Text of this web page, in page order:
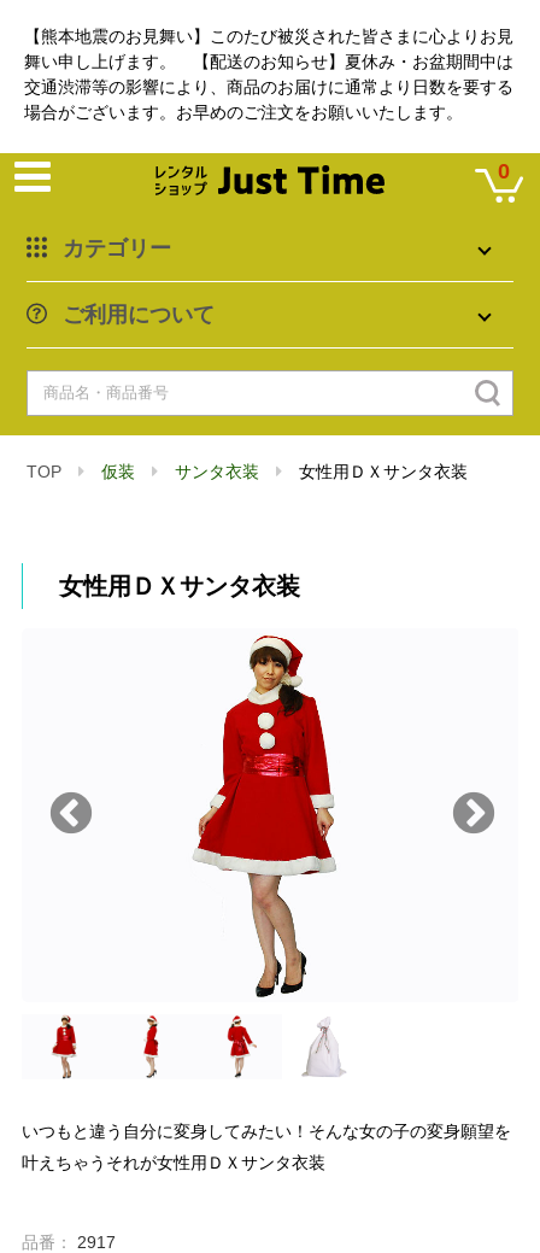
【熊本地震のお見舞い】このたび被災された皆さまに心よりお見
舞い申し上げます。 【配送のお知らせ】夏休み・お盆期間中は
交通渋滞等の影響により、商品のお届けに通常より日数を要する
場合がございます。お早めのご注文をお願いいたします。
カテゴリー
ご利用について
0
TOP 仮装 サンタ衣装 女性用ＤＸサンタ衣装
女性用ＤＸサンタ衣装
いつもと違う自分に変身してみたい！そんな女の子の変身願望を
叶えちゃうそれが女性用ＤＸサンタ衣装
品番：
2917